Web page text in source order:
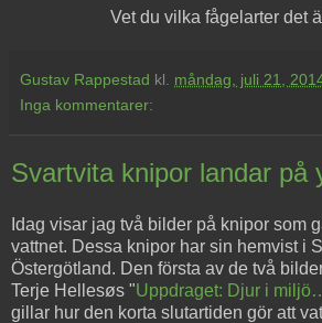
Vet du vilka fågelarter det
Gustav Rappestad kl. måndag, juli 21,
Inga kommentarer:
Svartvita knipor landar på
Idag visar jag två bilder på knipor som
vattnet. Dessa knipor har sin hemvist i
Östergötland. Den första av de två
Terje Hellesøs "Uppdraget: Djur i
gillar hur den korta slutartiden gör att